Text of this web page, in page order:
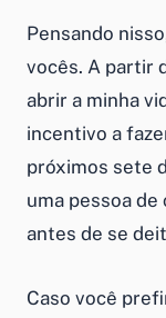
Pensando
vocês. A partir
abrir a minha
incentivo a
próximos sete
uma pessoa
antes de se
Caso você